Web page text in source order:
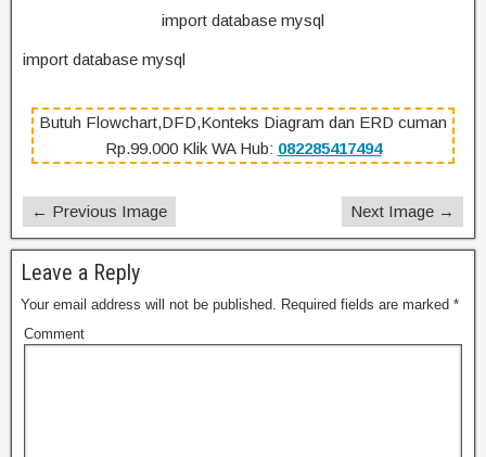
import database mysql
import database mysql
Butuh Flowchart,DFD,Konteks Diagram dan ERD cuman
Rp.99.000 Klik WA Hub: 082285417494
← Previous Image Next Image →
Leave a Reply
Your email address will not be published. Required fields are marked *
Comment